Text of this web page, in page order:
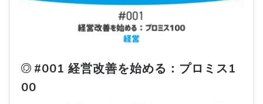
#001 経営改善を始める：プロミス1
00